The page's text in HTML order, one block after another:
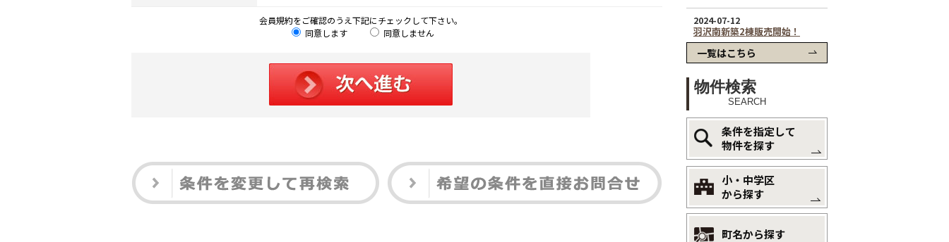
会員規約をご確認のうえ下記にチェックして下さい。
同意します
同意しません
一覧はこちら
物件検索
SEARCH
条件を指定して
物件を探す
小・中学区
から探す
町名から探す